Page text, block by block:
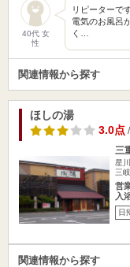
40代 女
性
リピーターで
電気のお風呂
く…
関連情報から探す
ほしの湯
3.0点
三
星
三
営
入
日
関連情報から探す